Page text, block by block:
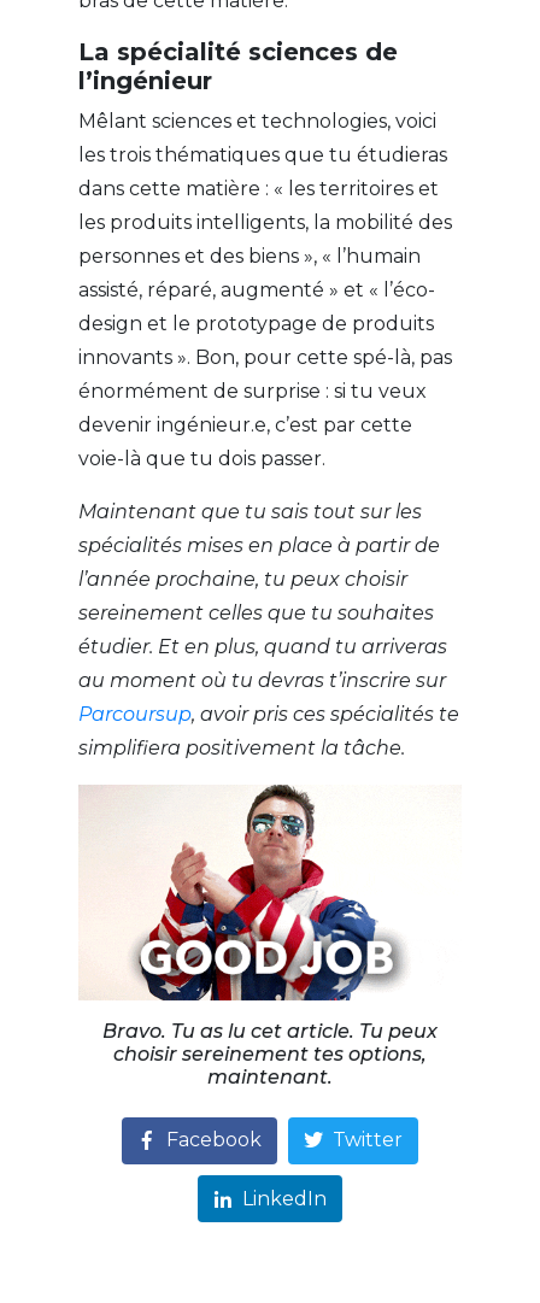
La spécialité sciences de
l’ingénieur
Mêlant sciences et technologies, voici
les trois thématiques que tu étudieras
dans cette matière : « les territoires et
les produits intelligents, la mobilité des
personnes et des biens », « l’humain
assisté, réparé, augmenté » et « l’éco-
design et le prototypage de produits
innovants ». Bon, pour cette spé-là, pas
énormément de surprise : si tu veux
devenir ingénieur.e, c’est par cette
voie-là que tu dois passer.
Maintenant que tu sais tout sur les
spécialités mises en place à partir de
l’année prochaine, tu peux choisir
sereinement celles que tu souhaites
étudier. Et en plus, quand tu arriveras
au moment où tu devras t’inscrire sur
Parcoursup, avoir pris ces spécialités te
simplifiera positivement la tâche.
Bravo. Tu as lu cet article. Tu peux
choisir sereinement tes options,
maintenant.
Facebook Twitter
LinkedIn